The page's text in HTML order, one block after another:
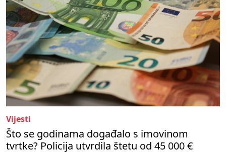
Vijesti
Što se godinama događalo s imovinom
tvrtke? Policija utvrdila štetu od 45 000 €